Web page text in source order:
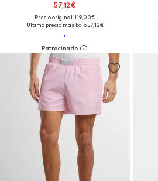
57,12€
Precio original: 119,00€
Último precio más bajo:57,12€